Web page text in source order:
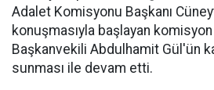
Adalet Komisyonu Başkanı
konuşmasıyla başlayan komisyon
Başkanvekili Abdulhamit Gül'ün
sunması ile devam etti.